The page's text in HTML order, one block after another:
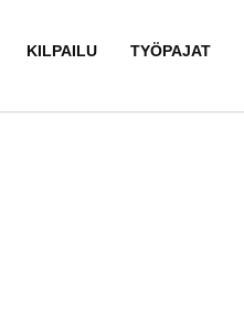
KILPAILU TYÖPAJAT